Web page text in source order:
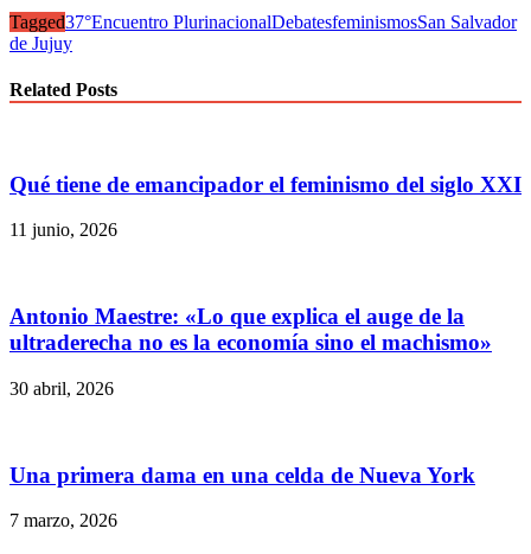
Tagged37°Encuentro PlurinacionalDebatesfeminismosSan Salvador
de Jujuy
Related Posts
Qué tiene de emancipador el feminismo del siglo XXI
11 junio, 2026
Antonio Maestre: «Lo que explica el auge de la
ultraderecha no es la economía sino el machismo»
30 abril, 2026
Una primera dama en una celda de Nueva York
7 marzo, 2026